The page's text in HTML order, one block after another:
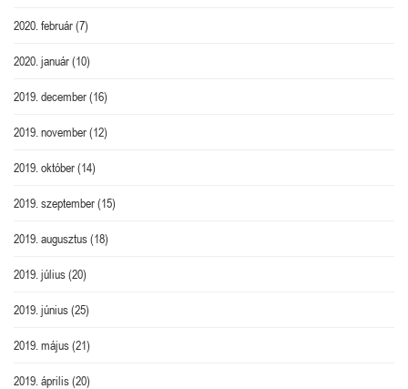
2020. február(7)
2020. január(10)
2019. december(16)
2019. november(12)
2019. október(14)
2019. szeptember(15)
2019. augusztus(18)
2019. július(20)
2019. június(25)
2019. május(21)
2019. április(20)